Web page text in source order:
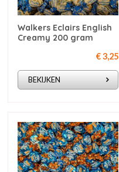
Walkers Eclairs English
Creamy 200 gram
€ 3,25
BEKIJKEN